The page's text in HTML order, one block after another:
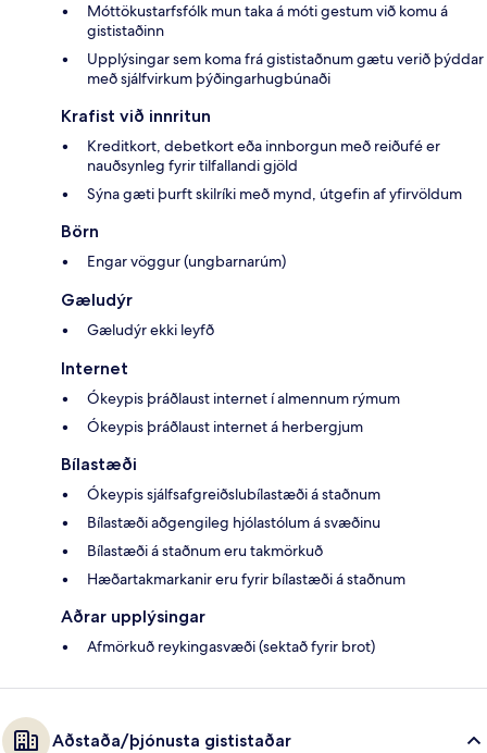
Móttökustarfsfólk mun taka á móti gestum við komu á
gististaðinn
Upplýsingar sem koma frá gististaðnum gætu verið þýddar
með sjálfvirkum þýðingarhugbúnaði
Krafist við innritun
Kreditkort, debetkort eða innborgun með reiðufé er
nauðsynleg fyrir tilfallandi gjöld
Sýna gæti þurft skilríki með mynd, útgefin af yfirvöldum
Börn
Engar vöggur (ungbarnarúm)
Gæludýr
Gæludýr ekki leyfð
Internet
Ókeypis þráðlaust internet í almennum rýmum
Ókeypis þráðlaust internet á herbergjum
Bílastæði
Ókeypis sjálfsafgreiðslubílastæði á staðnum
Bílastæði aðgengileg hjólastólum á svæðinu
Bílastæði á staðnum eru takmörkuð
Hæðartakmarkanir eru fyrir bílastæði á staðnum
Aðrar upplýsingar
Afmörkuð reykingasvæði (sektað fyrir brot)
Aðstaða/þjónusta gististaðar